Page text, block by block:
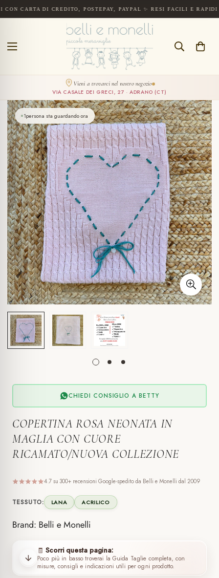
DI CREDITO, POSTEPAY, PAYPAL ✨ RESI FACILI E RAPIDI
Spedizione gratuita a partire da 300€. Pagamenti sicuri con carta di
CERCA
Vieni a trovarci nel nostro negozio
VIA CASALE DEI GRECI, 27 · ADRANO (CT)
1persona sta guardando ora
CHIEDI CONSIGLIO A BETTY
COPERTINA ROSA NEONATA IN
MAGLIA CON CUORE
RICAMATO/NUOVA COLLEZIONE
4.7 su 300+ recensioni Google spedito da Belli e Monelli dal 2009
TESSUTO: LANA ACRILICO
Brand: Belli e Monelli
🧾Scorri questa pagina:
Poco più in basso troverai la Guida Taglie completa, con
misure, consigli e indicazioni utili per ogni prodotto.